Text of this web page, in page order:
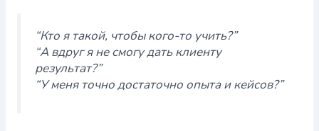
“Кто я такой, чтобы кого-то учить?”
“А вдруг я не смогу дать клиенту
результат?”
“У меня точно достаточно опыта и кейсов?”